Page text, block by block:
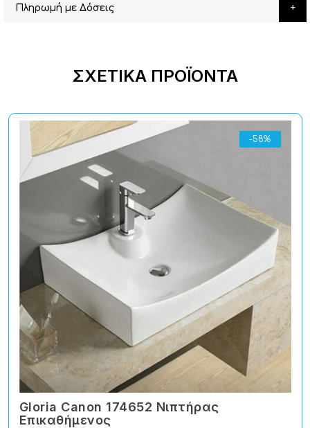
Πληρωμή με Δόσεις
ΣΧΕΤΙΚΆ ΠΡΟΪΌΝΤΑ
-58%
Gloria Canon 174652 Νιπτήρας
Eπικαθήμενος